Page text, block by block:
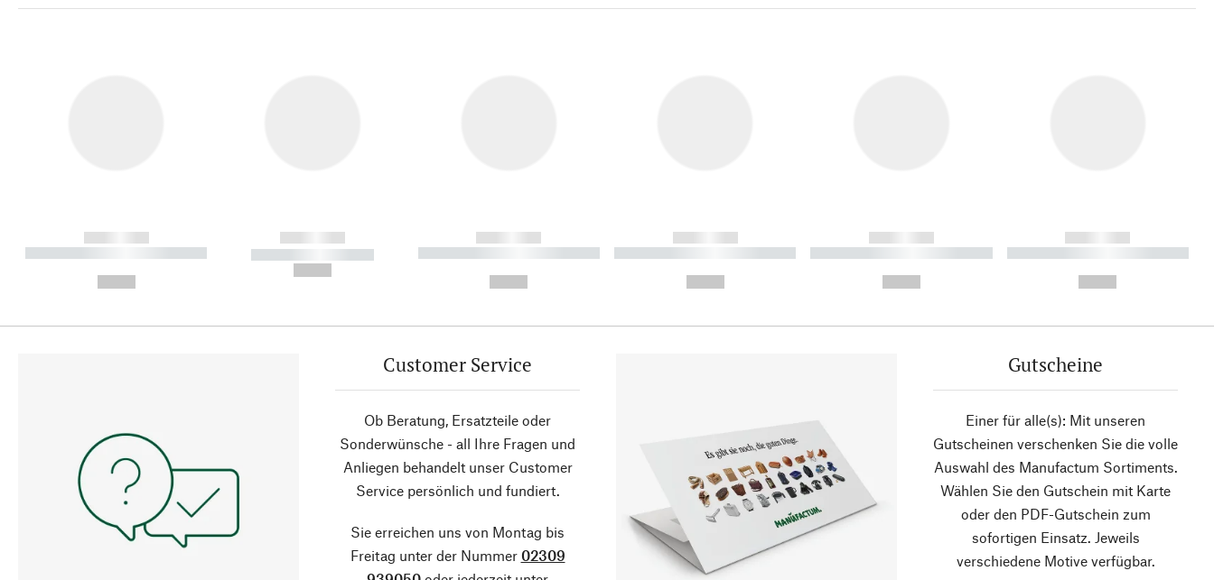
------------
----------- ----------- ----------
------------
----------- -----------
------------
----------- ----------- ----------
------------
----------- ----------- ----------
------------
----------- ----------- ----------
------------
----------- ----------- ----------
Customer Service
Ob Beratung, Ersatzteile oder
Sonderwünsche - all Ihre Fragen und
Anliegen behandelt unser Customer
Service persönlich und fundiert.
Sie erreichen uns von Montag bis
Freitag unter der Nummer 02309
Gutscheine
Einer für alle(s): Mit unseren
Gutscheinen verschenken Sie die volle
Auswahl des Manufactum Sortiments.
Wählen Sie den Gutschein mit Karte
oder den PDF-Gutschein zum
sofortigen Einsatz. Jeweils
verschiedene Motive verfügbar.